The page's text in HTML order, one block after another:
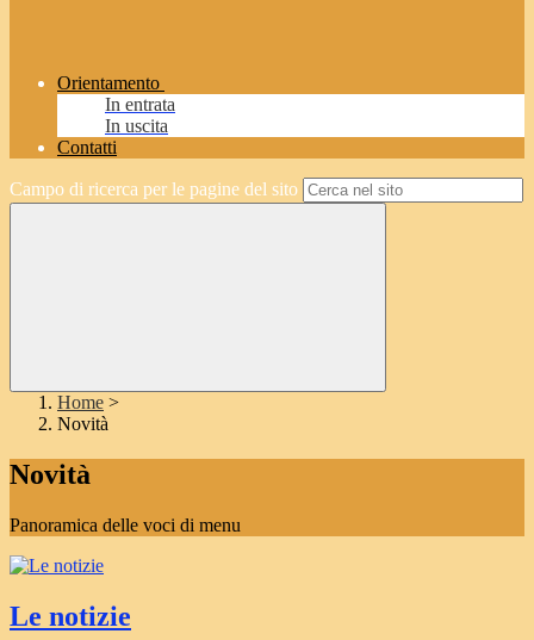
Orientamento
In entrata
In uscita
Contatti
Campo di ricerca per le pagine del sito
Home >
Novità
Novità
Panoramica delle voci di menu
Le notizie